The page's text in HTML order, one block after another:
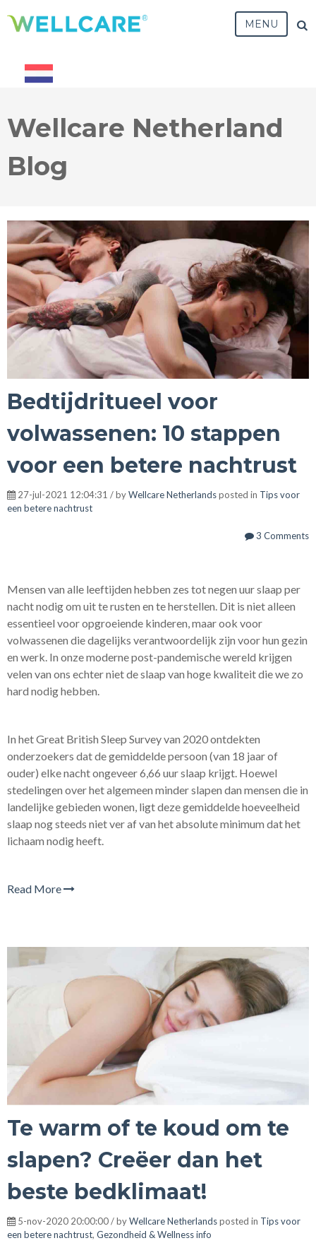
MENU
Wellcare Netherland
Blog
Bedtijdritueel voor
volwassenen: 10 stappen
voor een betere nachtrust
27-jul-2021 12:04:31 / byWellcare Netherlandsposted in Tips voor
een betere nachtrust
3 Comments
Mensen van alle leeftijden hebben zes tot negen uur slaap per
nacht nodig om uit te rusten en te herstellen. Dit is niet alleen
essentieel voor opgroeiende kinderen, maar ook voor
volwassenen die dagelijks verantwoordelijk zijn voor hun gezin
en werk. In onze moderne post-pandemische wereld krijgen
velen van ons echter niet de slaap van hoge kwaliteit die we zo
hard nodig hebben.
In het Great British Sleep Survey van 2020 ontdekten
onderzoekers dat de gemiddelde persoon (van 18 jaar of
ouder) elke nacht ongeveer 6,66 uur slaap krijgt. Hoewel
stedelingen over het algemeen minder slapen dan mensen die in
landelijke gebieden wonen, ligt deze gemiddelde hoeveelheid
slaap nog steeds niet ver af van het absolute minimum dat het
lichaam nodig heeft.
Read More
Te warm of te koud om te
slapen? Creëer dan het
beste bedklimaat!
5-nov-2020 20:00:00 / byWellcare Netherlandsposted in Tips voor
een betere nachtrust, Gezondheid & Wellness info